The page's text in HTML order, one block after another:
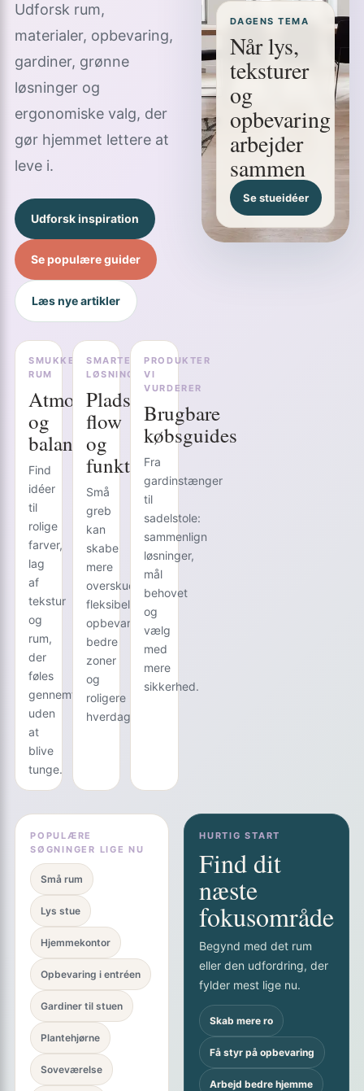
Udforsk rum,
materialer, opbevaring,
gardiner, grønne
løsninger og
ergonomiske valg, der
gør hjemmet lettere at
leve i.
Udforsk inspiration
Se populære guider
Læs nye artikler
SMUKKE
RUM
Atmosfære
og
balance
Find
idéer
til
rolige
farver,
lag
af
tekstur
og
rum,
der
føles
gennemførte
uden
at
blive
tunge.
SMARTE
LØSNINGER
Plads,
flow
og
funktion
Små
greb
kan
skabe
mere
overskuelighed:
fleksibel
opbevaring,
bedre
zoner
og
roligere
hverdagsrutiner.
PRODUKTER
VI
VURDERER
Brugbare
købsguides
Fra
gardinstænger
til
sadelstole:
sammenlign
løsninger,
mål
behovet
og
vælg
med
mere
sikkerhed.
DAGENS TEMA
Når lys,
teksturer
og
opbevaring
arbejder
sammen
Se stueidéer
POPULÆRE
SØGNINGER LIGE NU
Små rum
Lys stue
Hjemmekontor
Opbevaring i entréen
Gardiner til stuen
Plantehjørne
Soveværelse
HURTIG START
Find dit
næste
fokusområde
Begynd med det rum
eller den udfordring, der
fylder mest lige nu.
Skab mere ro
Få styr på opbevaring
Arbejd bedre hjemme